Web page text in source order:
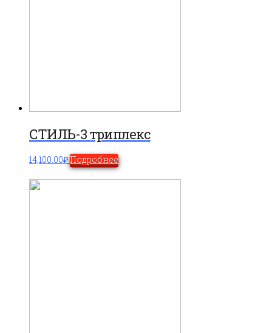
СТИЛЬ-3 триплекс
14,100.00₽ Подробнее